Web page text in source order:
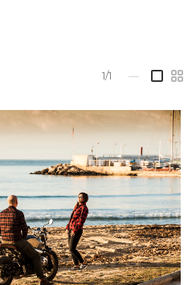
1/1 —